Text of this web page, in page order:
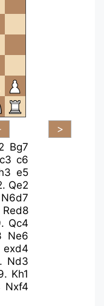
Bg7
c6
e5
Qe2
N6d7
Red8
Qc4
Ne6
exd4
Nd3
Kh1
Nxf4